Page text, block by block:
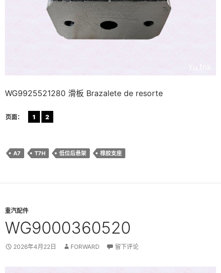
WG9925521280 滑板 Brazalete de resorte
页面： 1 2
A7 T7H 低位后悬架 橡胶支座
重汽配件
WG9000360520
2026年4月22日 FORWARD 留下评论